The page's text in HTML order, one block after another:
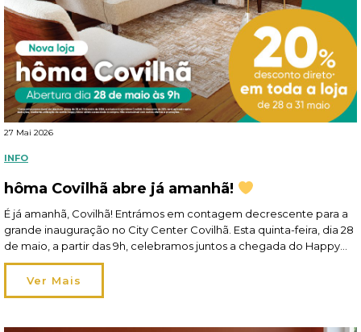
27 Mai 2026
INFO
hôma Covilhã abre já amanhã!
É já amanhã, Covilhã! Entrámos em contagem decrescente para a
grande inauguração no City Center Covilhã. Esta quinta-feira, dia 28
de maio, a partir das 9h, celebramos juntos a chegada do Happy
Home Living à cidade! A sua nova loja hôma está cheia de ideias
felizes para a casa: são cerca de 1400 m2 de […]
Ver Mais